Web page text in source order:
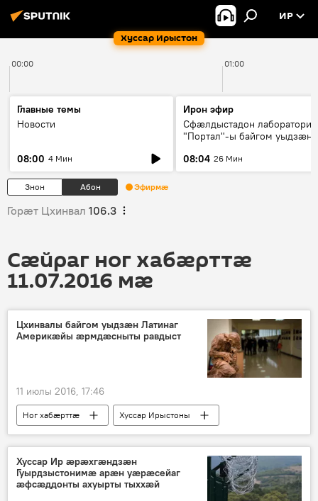
Хуссар Ирыстон
ИР
00:00 01:00
Главные темы
Новости
08:00 4 Мин
Ирон эфир
Сфæлдыстадон лаборатори
"Портал"-ы байгом уыдзæн
Æхсары куыстыты равдыст
08:04 26 Мин
Знон Абон Эфирмæ
Горӕт Цхинвал 106.3
Сӕйраг ног хабӕрттӕ
11.07.2016 мӕ
Цхинвалы байгом уыдзӕн Латинаг
Америкӕйы ӕрмдӕсныты равдыст
11 июлы 2016, 17:46
Ног хабӕрттӕ Хуссар Ирыстоны
Хуссар Ир ӕрӕхгӕндзӕн
Гуырдзыстонимӕ арӕн уӕрӕсейаг
ӕфсӕддонты ахуырты тыххӕй